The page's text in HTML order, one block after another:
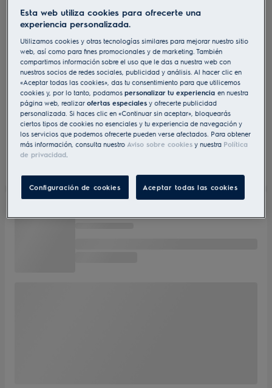
Esta web utiliza cookies para ofrecerte una
experiencia personalizada.
Utilizamos cookies y otras tecnologías similares para mejorar nuestro sitio
web, así como para fines promocionales y de marketing. También
compartimos información sobre el uso que le das a nuestra web con
nuestros socios de redes sociales, publicidad y análisis. Al hacer clic en
«Aceptar todas las cookies», das tu consentimiento para que utilicemos
cookies y, por lo tanto, podamospersonalizar tu experienciaen nuestra
página web, realizarofertas especialesy ofrecerte publicidad
personalizada. Si haces clic en «Continuar sin aceptar», bloquearás
ciertos tipos de cookies no esenciales y tu experiencia de navegación y
los servicios que podemos ofrecerte pueden verse afectados. Para obtener
más información, consulta nuestro Aviso sobre cookies y nuestra Política
de privacidad.
Configuración de cookies Aceptar todas las cookies